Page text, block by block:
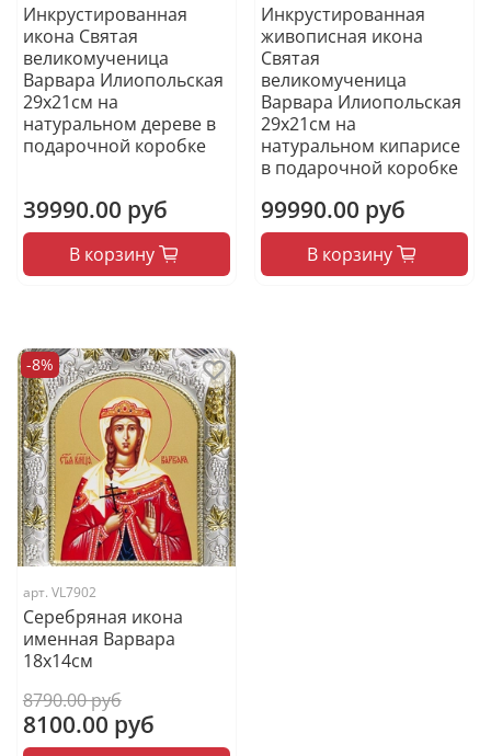
Инкрустированная
икона Святая
великомученица
Варвара Илиопольская
29х21см на
натуральном дереве в
подарочной коробке
39990.00 руб
В корзину
Инкрустированная
живописная икона
Святая
великомученица
Варвара Илиопольская
29х21см на
натуральном кипарисе
в подарочной коробке
99990.00 руб
В корзину
-8%
арт. VL7902
Серебряная икона
именная Варвара
18x14см
8790.00 руб
8100.00 руб